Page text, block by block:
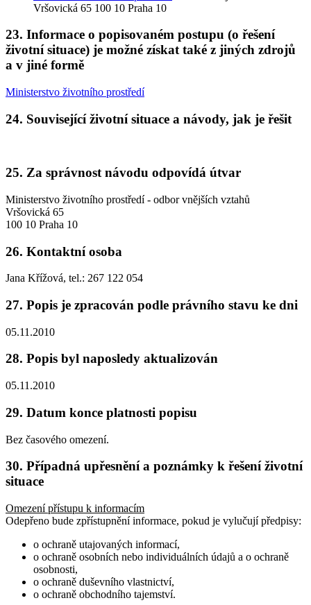
Vršovická 65 100 10 Praha 10
23. Informace o popisovaném postupu (o řešení
životní situace) je možné získat také z jiných zdrojů
a v jiné formě
Ministerstvo životního prostředí
24. Související životní situace a návody, jak je řešit
25. Za správnost návodu odpovídá útvar
Ministerstvo životního prostředí - odbor vnějších vztahů
Vršovická 65
100 10 Praha 10
26. Kontaktní osoba
Jana Křížová, tel.: 267 122 054
27. Popis je zpracován podle právního stavu ke dni
05.11.2010
28. Popis byl naposledy aktualizován
05.11.2010
29. Datum konce platnosti popisu
Bez časového omezení.
30. Případná upřesnění a poznámky k řešení životní
situace
Omezení přístupu k informacím
Odepřeno bude zpřístupnění informace, pokud je vylučují předpisy:
o ochraně utajovaných informací,
o ochraně osobních nebo individuálních údajů a o ochraně
osobnosti,
o ochraně duševního vlastnictví,
o ochraně obchodního tajemství.